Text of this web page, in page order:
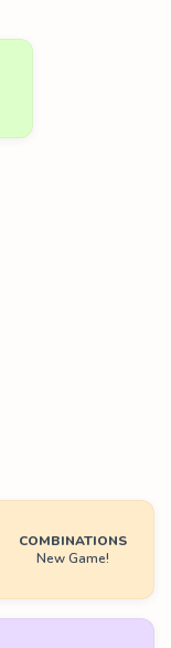
COMBINATIONS
New Game!